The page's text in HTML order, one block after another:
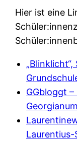
Hier ist eine
GGbloggt
Laurentius-